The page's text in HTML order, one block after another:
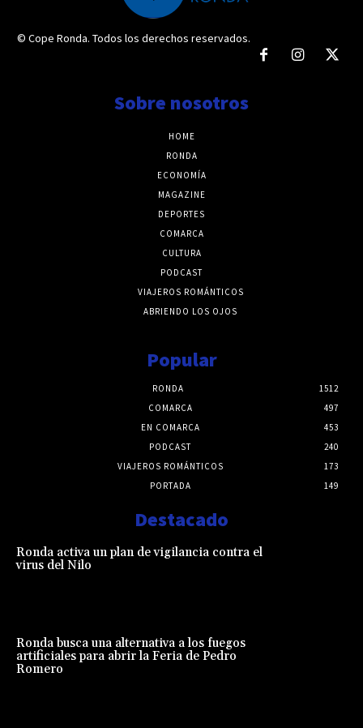
© Cope Ronda. Todos los derechos reservados.
Sobre nosotros
HOME
RONDA
ECONOMÍA
MAGAZINE
DEPORTES
COMARCA
CULTURA
PODCAST
VIAJEROS ROMÁNTICOS
ABRIENDO LOS OJOS
Popular
RONDA
1512
COMARCA
497
EN COMARCA
453
PODCAST
240
VIAJEROS ROMÁNTICOS
173
PORTADA
149
Destacado
Ronda activa un plan de vigilancia contra el
virus del Nilo
Ronda busca una alternativa a los fuegos
artificiales para abrir la Feria de Pedro
Romero